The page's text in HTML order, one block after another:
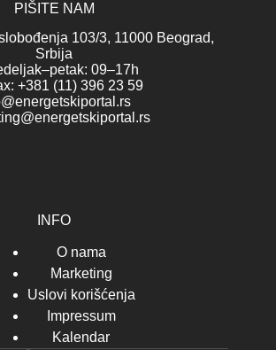
PIŠITE NAM
103/3, 11000 Beograd,
Srbija
09–17h
+381 (11) 396 23 59
INFO
O nama
Marketing
Uslovi korišćenja
Impressum
Kalendar